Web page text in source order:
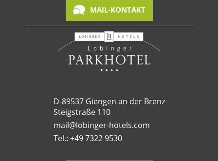
MAIL-KONTAKT
D-89537 Giengen an der Brenz
Steigstraße 110
mail@lobinger-hotels.com
Tel.: +49 7322 9530